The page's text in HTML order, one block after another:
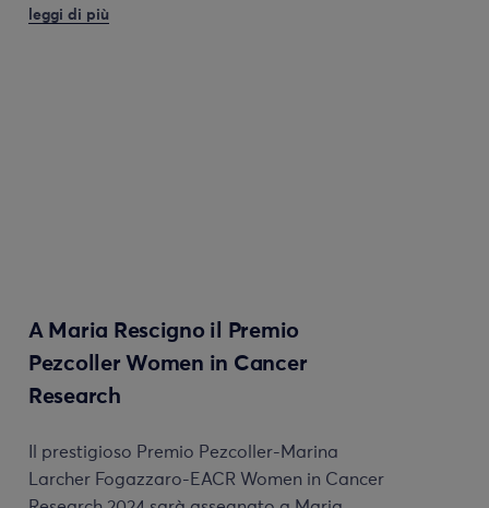
leggi di più
A Maria Rescigno il Premio
Pezcoller Women in Cancer
Research
Il prestigioso Premio Pezcoller-Marina
Larcher Fogazzaro-EACR Women in Cancer